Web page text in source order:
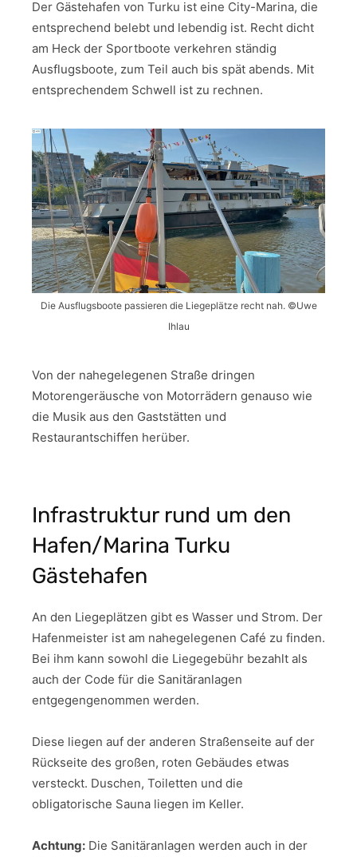
Der Gästehafen von Turku ist eine City-Marina, die
entsprechend belebt und lebendig ist. Recht dicht
am Heck der Sportboote verkehren ständig
Ausflugsboote, zum Teil auch bis spät abends. Mit
entsprechendem Schwell ist zu rechnen.
Die Ausflugsboote passieren die Liegeplätze recht nah. ©Uwe
Ihlau
Von der nahegelegenen Straße dringen
Motorengeräusche von Motorrädern genauso wie
die Musik aus den Gaststätten und
Restaurantschiffen herüber.
Infrastruktur rund um den
Hafen/Marina Turku
Gästehafen
An den Liegeplätzen gibt es Wasser und Strom. Der
Hafenmeister ist am nahegelegenen Café zu finden.
Bei ihm kann sowohl die Liegegebühr bezahlt als
auch der Code für die Sanitäranlagen
entgegengenommen werden.
Diese liegen auf der anderen Straßenseite auf der
Rückseite des großen, roten Gebäudes etwas
versteckt. Duschen, Toiletten und die
obligatorische Sauna liegen im Keller.
Achtung: Die Sanitäranlagen werden auch in der